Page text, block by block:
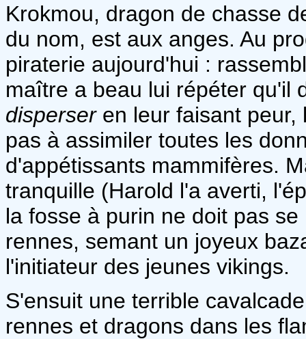
Krokmou, dragon de chasse
du nom, est aux anges. Au
piraterie aujourd'hui :
maître a beau lui répéter qu'il
disperseren leur faisant peur,
pas à assimiler toutes les
d'appétissants mammifères.
tranquille (Harold l'a averti,
la fosse à purin ne doit pas
rennes, semant un joyeux
l'initiateur des jeunes vikings.
S'ensuit une terrible
rennes et dragons dans les